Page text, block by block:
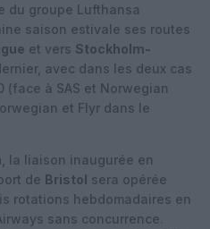
du groupe Lufthansa
saison estivale ses routes
et vers Stockholm-
avec dans les deux cas
(face à SAS et Norwegian
et Flyr dans le
, la liaison inaugurée en
de Bristol sera opérée
rotations hebdomadaires en
sans concurrence.